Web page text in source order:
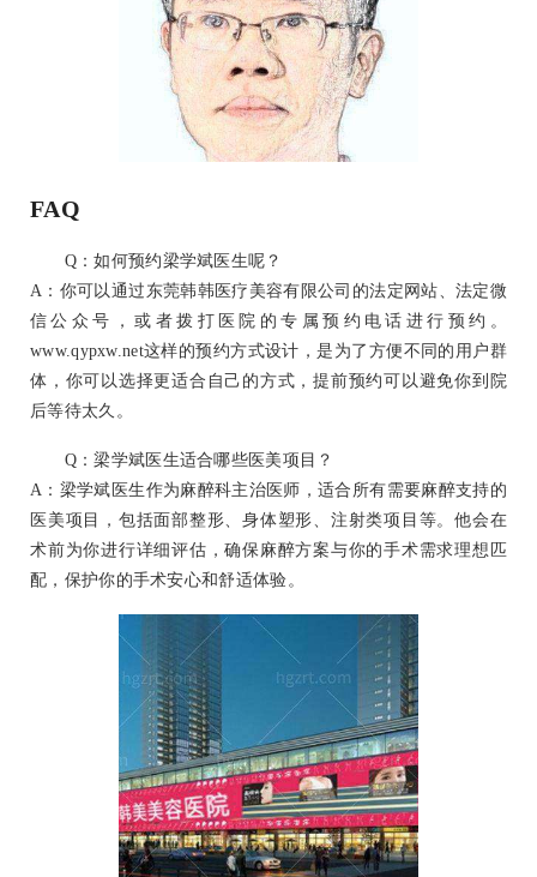
FAQ
Q：如何预约梁学斌医生呢？
A：你可以通过东莞韩韩医疗美容有限公司的法定网站、法定微
信公众号，或者拨打医院的专属预约电话进行预约。
www.qypxw.net这样的预约方式设计，是为了方便不同的用户群
体，你可以选择更适合自己的方式，提前预约可以避免你到院
后等待太久。
Q：梁学斌医生适合哪些医美项目？
A：梁学斌医生作为麻醉科主治医师，适合所有需要麻醉支持的
医美项目，包括面部整形、身体塑形、注射类项目等。他会在
术前为你进行详细评估，确保麻醉方案与你的手术需求理想匹
配，保护你的手术安心和舒适体验。